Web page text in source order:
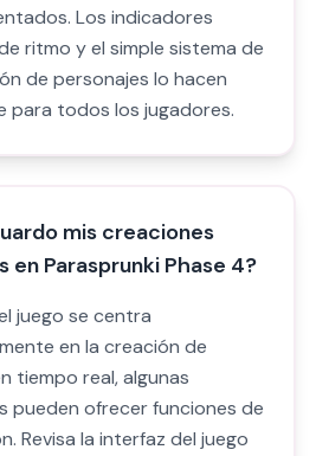
Los indicadores
ritmo y el simple sistema de
de personajes lo hacen
para todos los jugadores.
mis creaciones
en Parasprunki Phase 4?
juego se centra
en la creación de
tiempo real, algunas
pueden ofrecer funciones de
Revisa la interfaz del juego